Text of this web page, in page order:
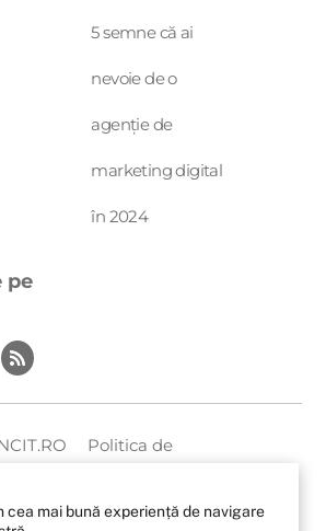
5 semne că ai
nevoie de o
agenție de
marketing digital
în 2024
pe
Politica de
ANPC
cea mai bună experiență de navigare